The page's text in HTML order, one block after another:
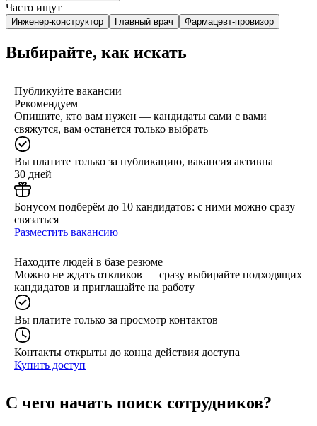
Часто ищут
Инженер-конструктор Главный врач Фармацевт-провизор
Выбирайте, как искать
Публикуйте вакансии
Рекомендуем
Опишите, кто вам нужен — кандидаты сами с вами
свяжутся, вам останется только выбрать
Вы платите только за публикацию, вакансия активна
30 дней
Бонусом подберём до 10 кандидатов: с ними можно сразу
связаться
Разместить вакансию
Находите людей в базе резюме
Можно не ждать откликов — сразу выбирайте подходящих
кандидатов и приглашайте на работу
Вы платите только за просмотр контактов
Контакты открыты до конца действия доступа
Купить доступ
С чего начать поиск сотрудников?